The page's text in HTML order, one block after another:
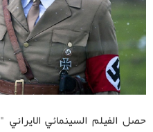
حصل الفيلم السينمائي الايراني "